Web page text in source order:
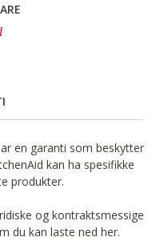
en garanti som beskytter
kan ha spesifikke
produkter.
og kontraktsmessige
du kan laste ned her.